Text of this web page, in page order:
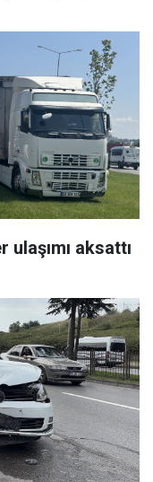
aksattı